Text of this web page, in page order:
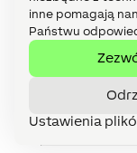
inne pomagają
Państwu
Ustawienia